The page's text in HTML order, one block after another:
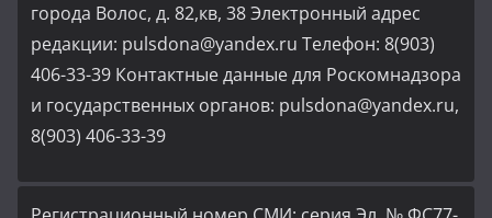
города Волос, д. 82,кв, 38 Электронный адрес
редакции: pulsdona@yandex.ru Телефон: 8(903)
406-33-39 Контактные данные для Роскомнадзора
и государственных органов: pulsdona@yandex.ru,
8(903) 406-33-39